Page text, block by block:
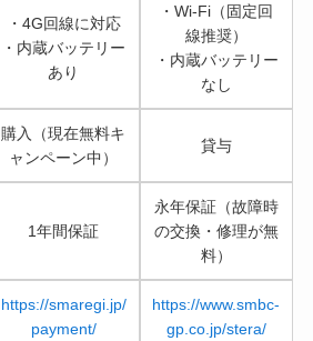
・4G回線に対応
・内蔵バッテリー
あり
・Wi-Fi（固定回
線推奨）
・内蔵バッテリー
なし
購入（現在無料キ
ャンペーン中）
貸与
1年間保証
永年保証（故障時
の交換・修理が無
料）
https://smaregi.jp/
payment/
https://www.smbc-
gp.co.jp/stera/